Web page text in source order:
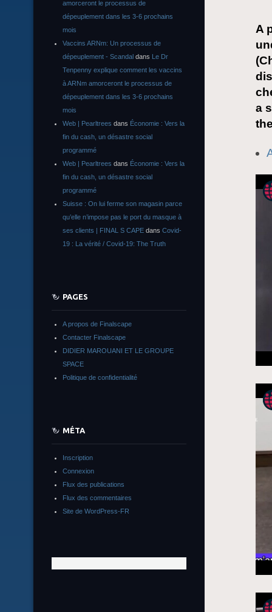
A
a
amorceront le processus de
dépeuplement dans les 3-6 prochains
mois
Vaccins ARNm: Un processus de
dépeuplement - Scandal dans Le Dr
Tenpenny explique comment les vaccins
à ARNm amorceront le processus de
dépeuplement dans les 3-6 prochains
mois
Web | Pearltrees dans Économie : Vers la
fin du cash, un désastre social
programmé
Web | Pearltrees dans Économie : Vers la
fin du cash, un désastre social
programmé
Suisse : On lui ferme son magasin parce
qu’elle n’impose pas le port du masque à
ses clients | FINAL S CAPE dans Covid-
19 : La vérité / Covid-19: The Truth
PAGES
A propos de Finalscape
Contacter Finalscape
DIDIER MAROUANI ET LE GROUPE
SPACE
Politique de confidentialité
MÉTA
Inscription
Connexion
Flux des publications
Flux des commentaires
Site de WordPress-FR